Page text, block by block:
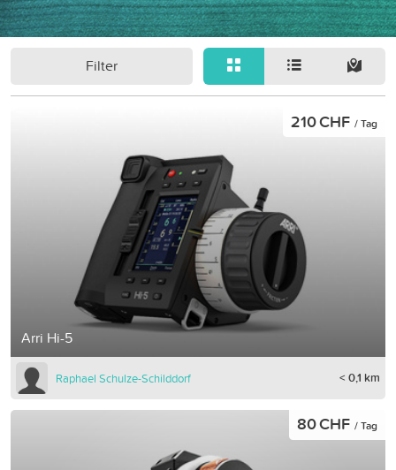
Filter
Arri Hi-5
210 CHF / Tag
Raphael Schulze-Schilddorf < 0,1 km
80 CHF / Tag